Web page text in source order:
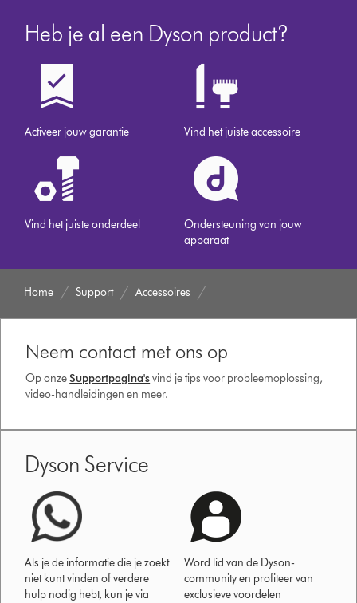
Heb je al een Dyson product?
Activeer jouw garantie Vind het juiste accessoire
Vind het juiste onderdeel
Ondersteuning van jouw
apparaat
Home Support Accessoires
Neem contact met ons op
Op onzeSupportpagina'svind je tips voor probleemoplossing,
video-handleidingen en meer.
Dyson Service
Als je de informatie die je zoekt
niet kunt vinden of verdere
hulp nodig hebt, kun je via
Word lid van de Dyson-
community en profiteer van
exclusieve voordelen